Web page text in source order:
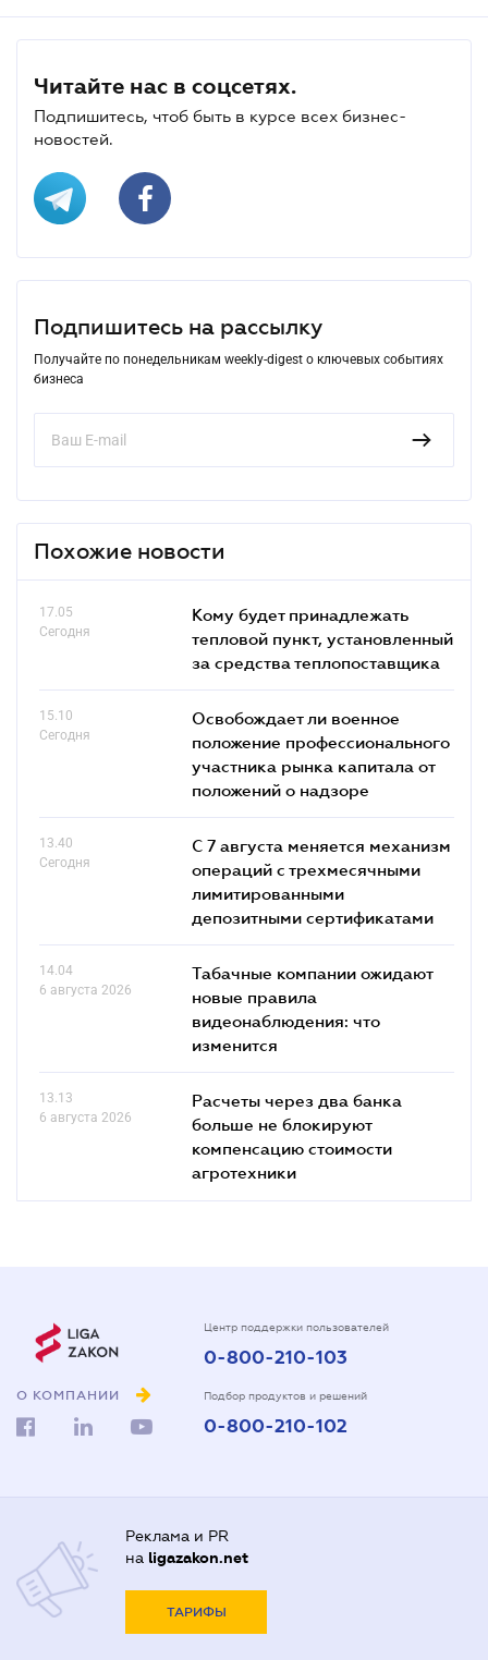
Читайте нас в соцсетях.
Подпишитесь, чтоб быть в курсе всех бизнес-
новостей.
Подпишитесь на рассылку
Получайте по понедельникам weekly-digest о ключевых событиях
бизнеса
Похожие новости
17.05
Сегодня
Кому будет принадлежать
тепловой пункт, установленный
за средства теплопоставщика
15.10
Сегодня
Освобождает ли военное
положение профессионального
участника рынка капитала от
положений о надзоре
13.40
Сегодня
С 7 августа меняется механизм
операций с трехмесячными
лимитированными
депозитными сертификатами
14.04
6 августа 2026
Табачные компании ожидают
новые правила
видеонаблюдения: что
изменится
13.13
6 августа 2026
Расчеты через два банка
больше не блокируют
компенсацию стоимости
агротехники
О КОМПАНИИ
Центр поддержки пользователей
0-800-210-103
Подбор продуктов и решений
0-800-210-102
Реклама и PR
на ligazakon.net
ТАРИФЫ